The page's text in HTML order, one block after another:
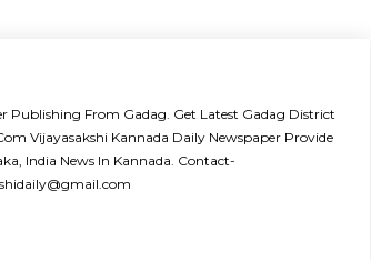
Publishing From Gadag. Get Latest Gadag District
Vijayasakshi Kannada Daily Newspaper Provide
India News In Kannada. Contact-